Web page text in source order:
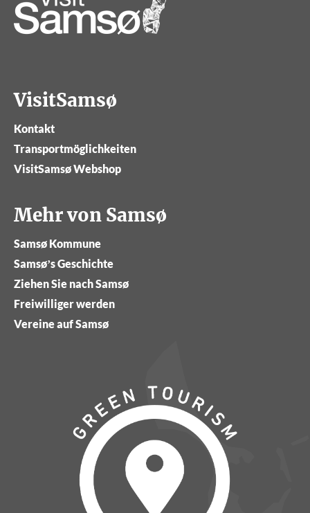
VisitSamsø
Kontakt
Transportmöglichkeiten
VisitSamsø Webshop
Mehr von Samsø
Samsø Kommune
Samsø’s Geschichte
Ziehen Sie nach Samsø
Freiwilliger werden
Vereine auf Samsø